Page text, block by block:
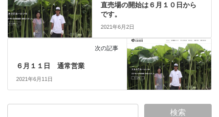
直売場の開始は６月１０日から
です。
2021年6月2日
次の記事
６月１１日 通常営業
2021年6月11日